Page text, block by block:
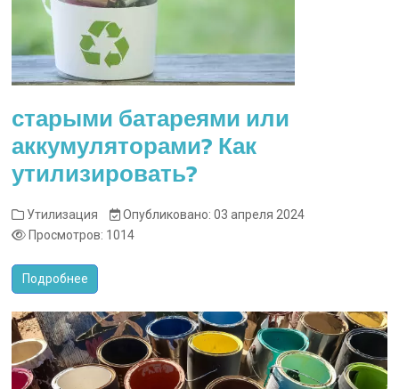
старыми батареями или
аккумуляторами? Как
утилизировать?
Утилизация
Опубликовано: 03 апреля 2024
Просмотров: 1014
Подробнее